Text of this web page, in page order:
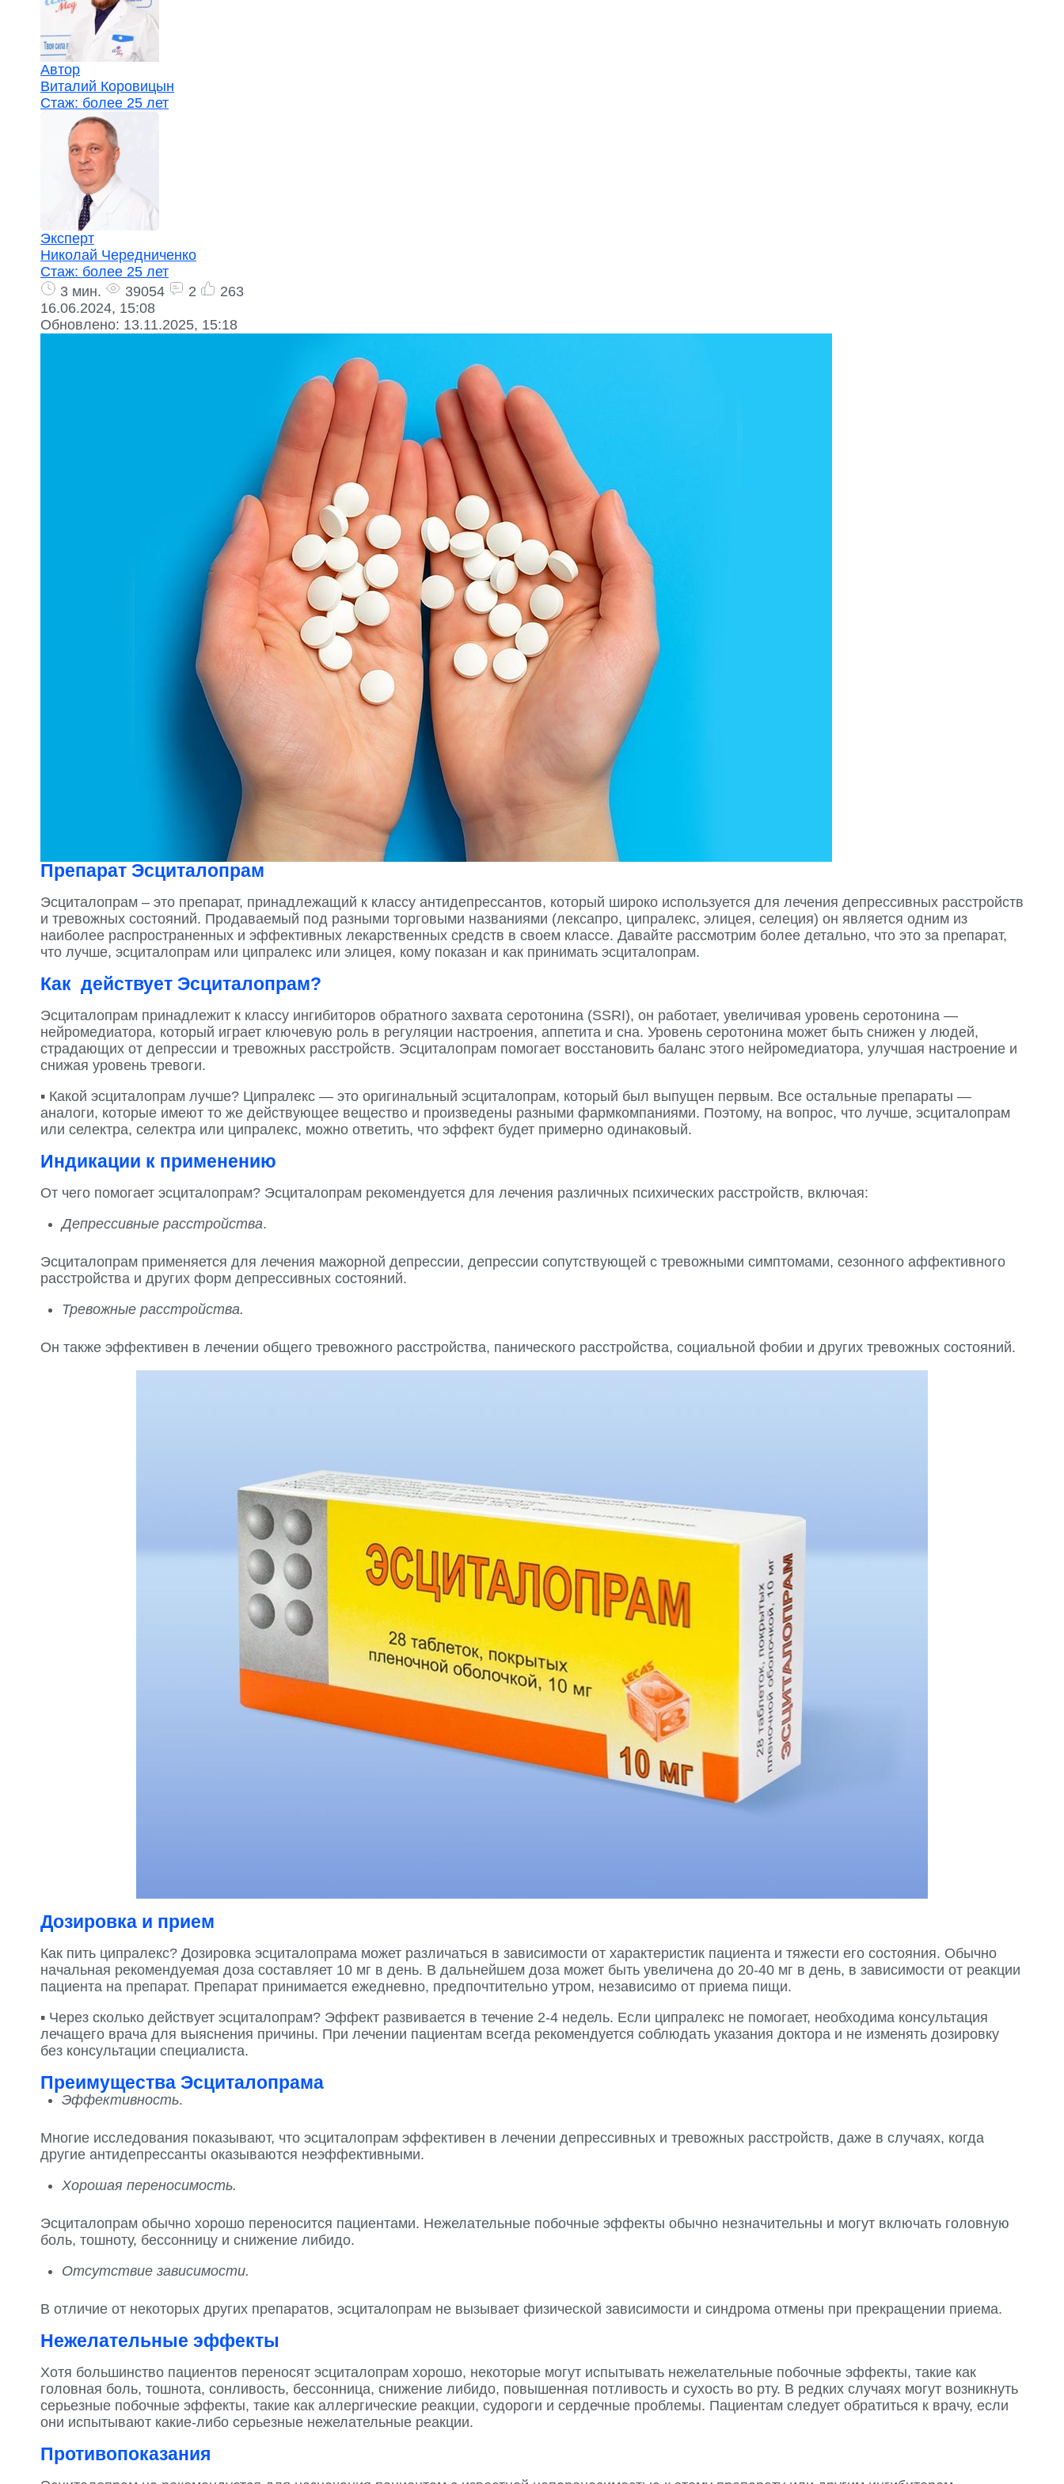
Автор
Виталий Коровицын
Стаж: более 25 лет
Эксперт
Николай Чередниченко
Стаж: более 25 лет
3 мин.
39054 2
263
16.06.2024, 15:08
Обновлено: 13.11.2025, 15:18
Препарат Эсциталопрам
Эсциталопрам – это препарат, принадлежащий к классу антидепрессантов, который широко используется для лечения депрессивных расстройств
и тревожных состояний. Продаваемый под разными торговыми названиями (лексапро, ципралекс, элицея, селеция) он является одним из
наиболее распространенных и эффективных лекарственных средств в своем классе. Давайте рассмотрим более детально, что это за препарат,
что лучше, эсциталопрам или ципралекс или элицея, кому показан и как принимать эсциталопрам.
Как действует Эсциталопрам?
Эсциталопрам принадлежит к классу ингибиторов обратного захвата серотонина (SSRI), он работает, увеличивая уровень серотонина —
нейромедиатора, который играет ключевую роль в регуляции настроения, аппетита и сна. Уровень серотонина может быть снижен у людей,
страдающих от депрессии и тревожных расстройств. Эсциталопрам помогает восстановить баланс этого нейромедиатора, улучшая настроение и
снижая уровень тревоги.
▪️ Какой эсциталопрам лучше? Ципралекс — это оригинальный эсциталопрам, который был выпущен первым. Все остальные препараты —
аналоги, которые имеют то же действующее вещество и произведены разными фармкомпаниями. Поэтому, на вопрос, что лучше, эсциталопрам
или селектра, селектра или ципралекс, можно ответить, что эффект будет примерно одинаковый.
Индикации к применению
От чего помогает эсциталопрам? Эсциталопрам рекомендуется для лечения различных психических расстройств, включая:
Депрессивные расстройства.
Эсциталопрам применяется для лечения мажорной депрессии, депрессии сопутствующей с тревожными симптомами, сезонного аффективного
расстройства и других форм депрессивных состояний.
Тревожные расстройства.
Он также эффективен в лечении общего тревожного расстройства, панического расстройства, социальной фобии и других тревожных состояний.
Дозировка и прием
Как пить ципралекс? Дозировка эсциталопрама может различаться в зависимости от характеристик пациента и тяжести его состояния. Обычно
начальная рекомендуемая доза составляет 10 мг в день. В дальнейшем доза может быть увеличена до 20-40 мг в день, в зависимости от реакции
пациента на препарат. Препарат принимается ежедневно, предпочтительно утром, независимо от приема пищи.
▪️ Через сколько действует эсциталопрам? Эффект развивается в течение 2-4 недель. Если ципралекс не помогает, необходима консультация
лечащего врача для выяснения причины. При лечении пациентам всегда рекомендуется соблюдать указания доктора и не изменять дозировку
без консультации специалиста.
Преимущества Эсциталопрама
Эффективность.
Многие исследования показывают, что эсциталопрам эффективен в лечении депрессивных и тревожных расстройств, даже в случаях, когда
другие антидепрессанты оказываются неэффективными.
Хорошая переносимость.
Эсциталопрам обычно хорошо переносится пациентами. Нежелательные побочные эффекты обычно незначительны и могут включать головную
боль, тошноту, бессонницу и снижение либидо.
Отсутствие зависимости.
В отличие от некоторых других препаратов, эсциталопрам не вызывает физической зависимости и синдрома отмены при прекращении приема.
Нежелательные эффекты
Хотя большинство пациентов переносят эсциталопрам хорошо, некоторые могут испытывать нежелательные побочные эффекты, такие как
головная боль, тошнота, сонливость, бессонница, снижение либидо, повышенная потливость и сухость во рту. В редких случаях могут возникнуть
серьезные побочные эффекты, такие как аллергические реакции, судороги и сердечные проблемы. Пациентам следует обратиться к врачу, если
они испытывают какие-либо серьезные нежелательные реакции.
Противопоказания